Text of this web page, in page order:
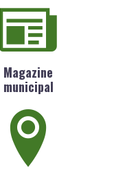
Magazine
municipal